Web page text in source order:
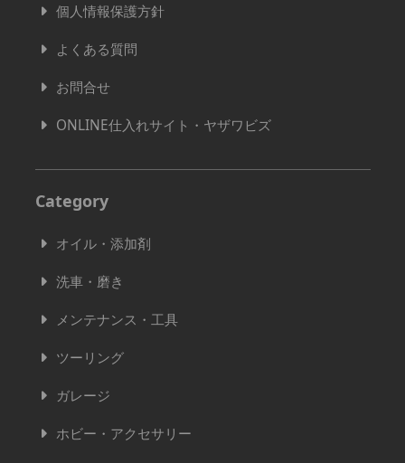
個人情報保護方針
よくある質問
お問合せ
ONLINE仕入れサイト・ヤザワビズ
Category
オイル・添加剤
洗車・磨き
メンテナンス・工具
ツーリング
ガレージ
ホビー・アクセサリー